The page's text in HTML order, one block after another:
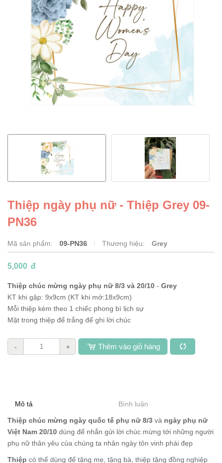
Thiệp ngày phụ nữ - Thiệp Grey 09-
PN36
Mã sản phẩm: 09-PN36 Thương hiệu: Grey
5,000 đ
Thiệp chúc mừng ngày phụ nữ 8/3 và 20/10 - Grey
KT khi gập: 9x9cm (KT khi mở:18x9cm)
Mỗi thiệp kèm theo 1 chiếc phong bì lịch sự
Mặt trong thiệp để trắng để ghi lời chúc
- + Thêm vào giỏ hàng
Mô tả Bình luận
Thiệp chúc mừng ngày quốc tế phụ nữ 8/3 và ngày phụ nữ
Việt Nam 20/10 dùng để nhắn gửi lời chúc mừng tới những người
phụ nữ thân yêu của chúng ta nhân ngày tôn vinh phái đẹp
Thiệp có thể dùng để tặng mẹ, tặng bà, thiệp tặng đồng nghiệp